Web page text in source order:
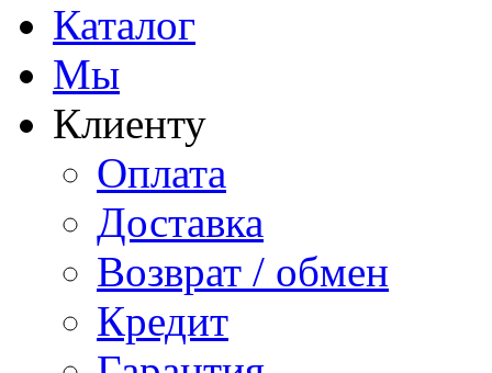
Каталог
Мы
Клиенту
Оплата
Доставка
Возврат / обмен
Кредит